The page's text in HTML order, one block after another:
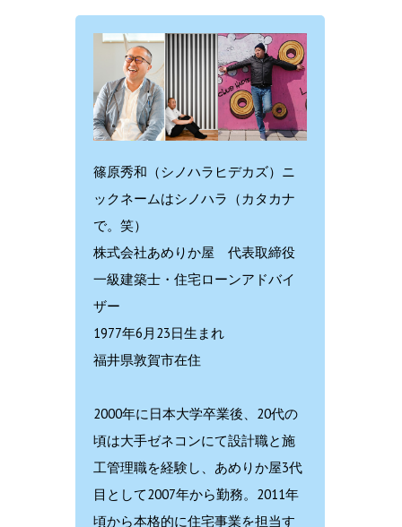
篠原秀和（シノハラヒデカズ）ニ
ックネームはシノハラ（カタカナ
で。笑）
株式会社あめりか屋 代表取締役
一級建築士・住宅ローンアドバイ
ザー
1977年6月23日生まれ
福井県敦賀市在住
2000年に日本大学卒業後、20代の
頃は大手ゼネコンにて設計職と施
工管理職を経験し、あめりか屋3代
目として2007年から勤務。2011年
頃から本格的に住宅事業を担当す